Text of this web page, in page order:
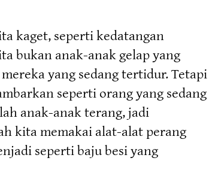
kaget, seperti kedatangan
bukan anak-anak gelap yang
yang sedang tertidur. Tetapi
seperti orang yang sedang
anak-anak terang, jadi
kita memakai alat-alat perang
seperti baju besi yang